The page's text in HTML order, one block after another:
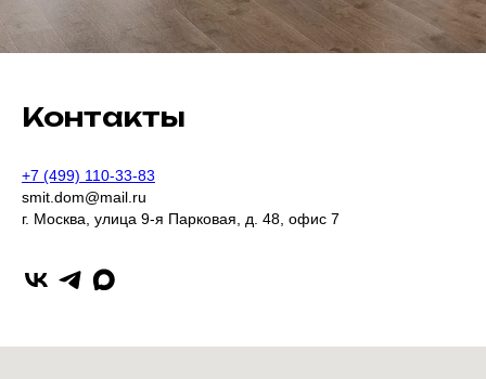
Контакты
+7 (499) 110-33-83
smit.dom@mail.ru
г. Москва, улица 9-я Парковая, д. 48, офис 7